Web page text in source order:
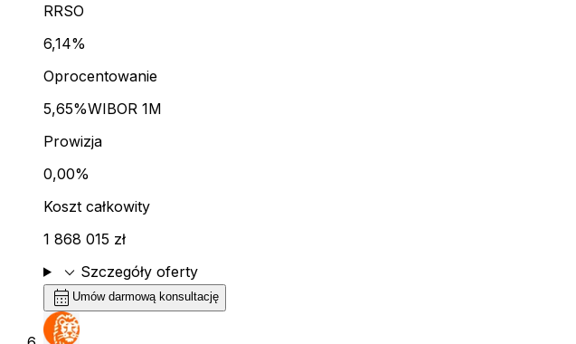
RRSO
6,14%
Oprocentowanie
5,65%WIBOR 1M
Prowizja
0,00%
Koszt całkowity
1 868 015 zł
expand_more Szczegóły oferty
calendar_month Umów darmową konsultację